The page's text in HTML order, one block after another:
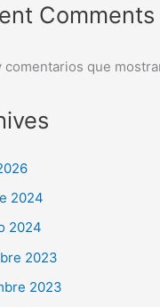
Comments
comentarios que
2024
2024
2023
2023